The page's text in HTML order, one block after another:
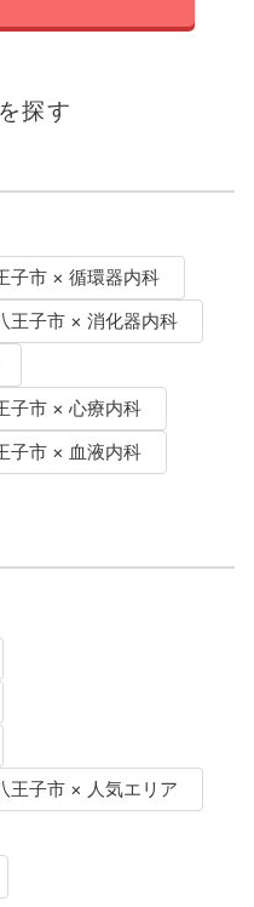
探す
子市 × 循環器内科
王子市 × 消化器内科
子市 × 心療内科
子市 × 血液内科
王子市 × 人気エリア